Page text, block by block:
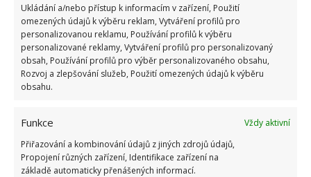
Ukládání a/nebo přístup k informacím v zařízení, Použití
omezených údajů k výběru reklam, Vytváření profilů pro
personalizovanou reklamu, Používání profilů k výběru
personalizované reklamy, Vytváření profilů pro personalizovaný
obsah, Používání profilů pro výběr personalizovaného obsahu,
Rozvoj a zlepšování služeb, Použití omezených údajů k výběru
obsahu.
Funkce
Vždy aktivní
Přiřazování a kombinování údajů z jiných zdrojů údajů,
Propojení různých zařízení, Identifikace zařízení na
základě automaticky přenášených informací.
pytel, slámu, vodu a stonky hub. K pěstování hlívy
ústřičné stačí, aby v místnosti bylo 15 stupňů Celsia
a 85% vlhkost. Pro tyto účely je vhodný například
sklep.